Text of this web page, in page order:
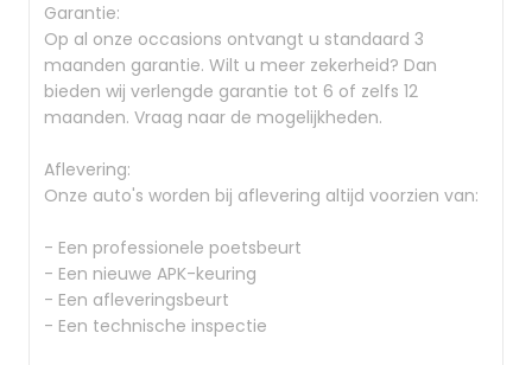
Garantie:
Op al onze occasions ontvangt u standaard 3
maanden garantie. Wilt u meer zekerheid? Dan
bieden wij verlengde garantie tot 6 of zelfs 12
maanden. Vraag naar de mogelijkheden.
Aflevering:
Onze auto's worden bij aflevering altijd voorzien van:
- Een professionele poetsbeurt
- Een nieuwe APK-keuring
- Een afleveringsbeurt
- Een technische inspectie